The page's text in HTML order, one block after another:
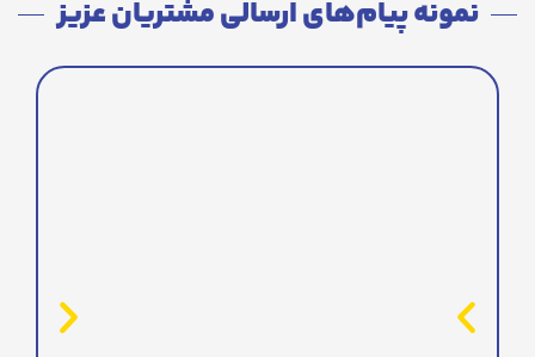
نمونه پیام‌های ارسالی مشتریان عزیز